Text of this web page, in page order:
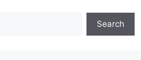
Search